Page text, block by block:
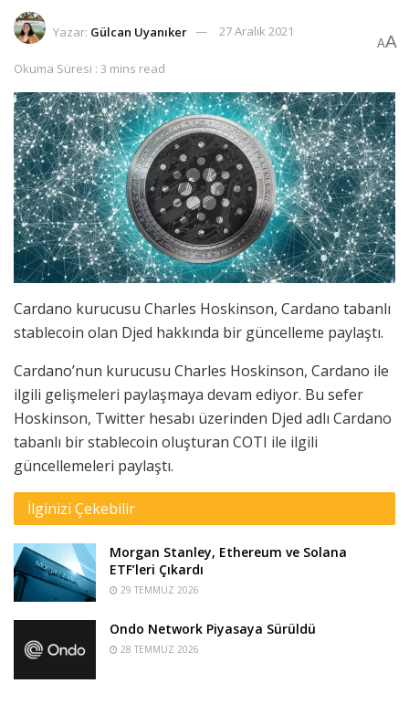
Yazar: Gülcan Uyanıker 27 Aralık 2021
Okuma Süresi : 3 mins read
AA
Cardano kurucusu Charles Hoskinson, Cardano tabanlı
stablecoin olan Djed hakkında bir güncelleme paylaştı.
Cardano’nun kurucusu Charles Hoskinson, Cardano ile
ilgili gelişmeleri paylaşmaya devam ediyor. Bu sefer
Hoskinson, Twitter hesabı üzerinden Djed adlı Cardano
tabanlı bir stablecoin oluşturan COTI ile ilgili
güncellemeleri paylaştı.
İlginizi Çekebilir
Morgan Stanley, Ethereum ve Solana
ETF’leri Çıkardı
29 TEMMUZ 2026
Ondo Network Piyasaya Sürüldü
28 TEMMUZ 2026